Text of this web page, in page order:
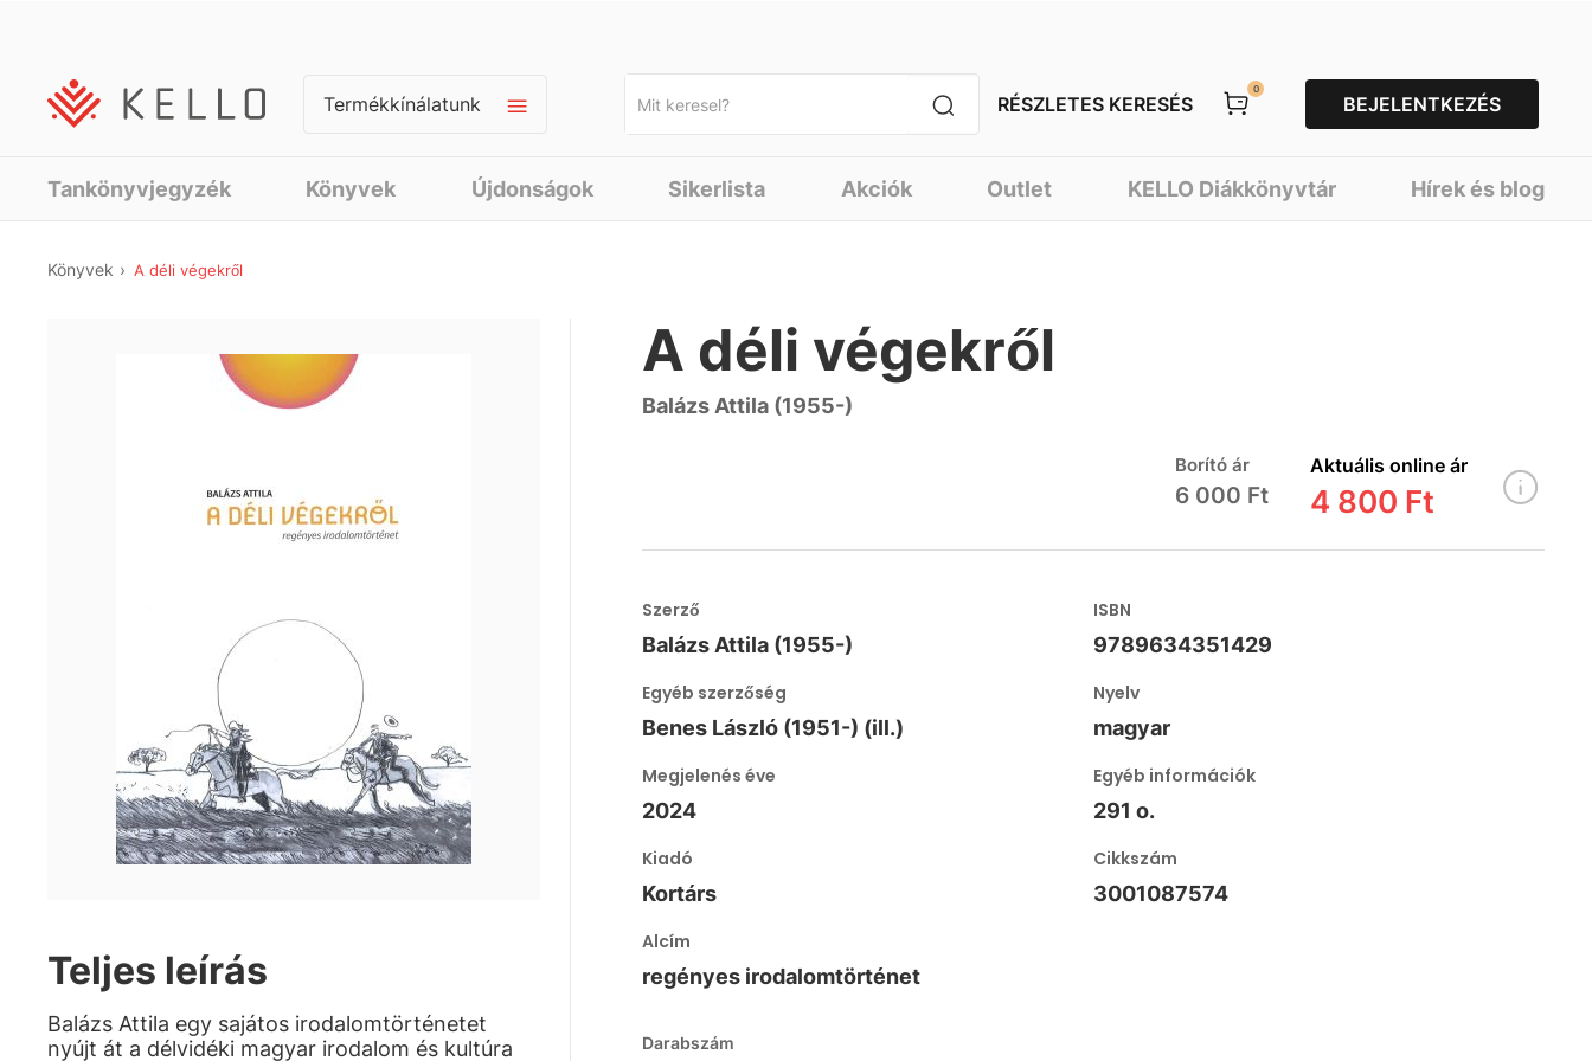
Termékkínálatunk RÉSZLETES KERESÉS
0
BEJELENTKEZÉS
Tankönyvjegyzék Könyvek Újdonságok Sikerlista Akciók Outlet KELLO Diákkönyvtár Hírek és blog
Könyvek A déli végekről
Teljes leírás
Balázs Attila egy sajátos irodalomtörténetet
nyújt át a délvidéki magyar irodalom és kultúra
A déli végekről
Balázs Attila (1955-)
Borító ár
6 000 Ft
Aktuális online ár
4 800 Ft
Szerző
Balázs Attila (1955-)
ISBN
9789634351429
Egyéb szerzőség
Benes László (1951-) (ill.)
Nyelv
magyar
Megjelenés éve
2024
Egyéb információk
291 o.
Kiadó
Kortárs
Cikkszám
3001087574
Alcím
regényes irodalomtörténet
Darabszám